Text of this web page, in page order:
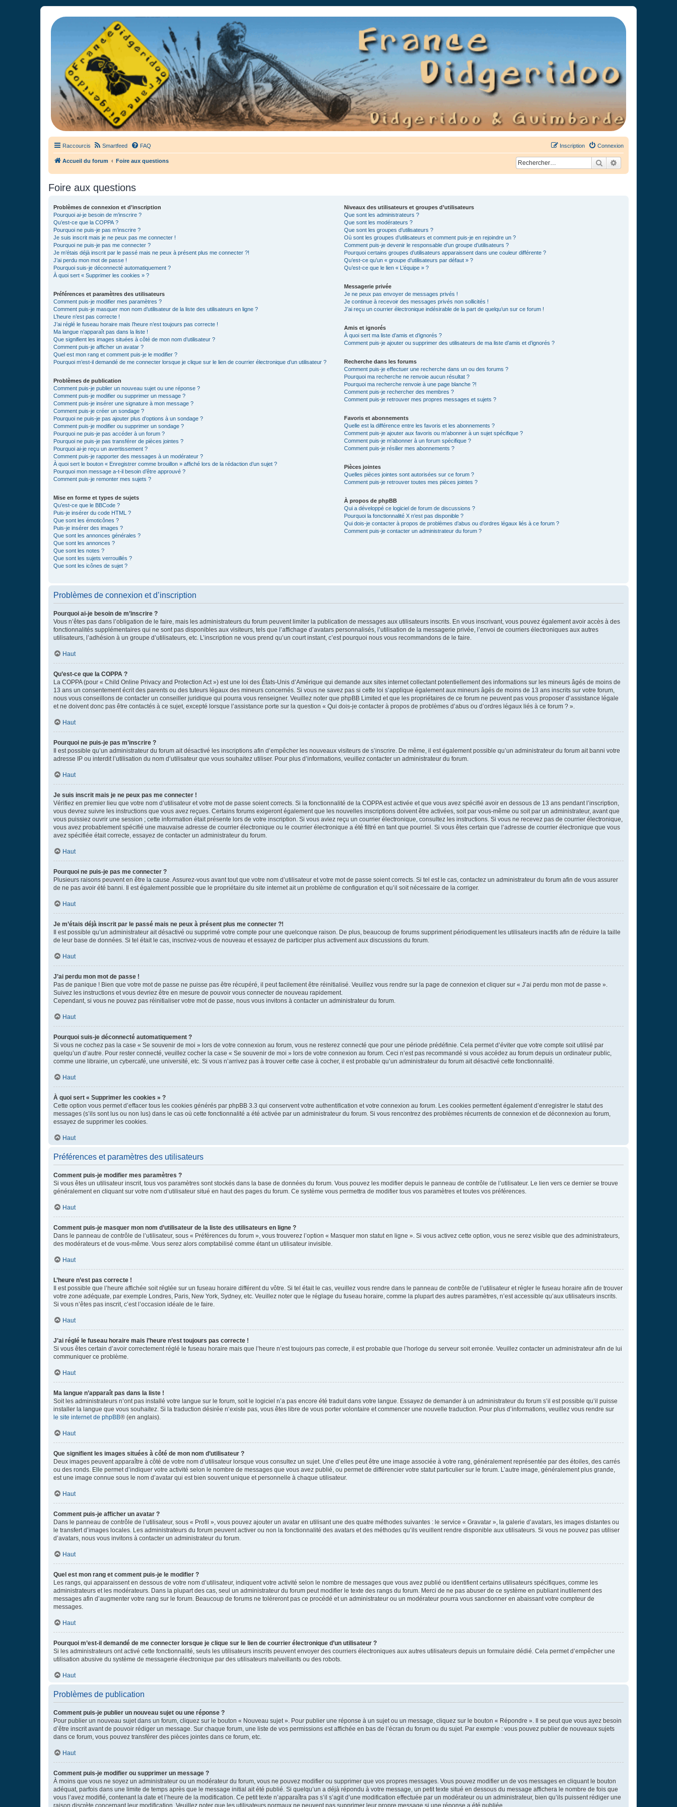
France Didgeridoo
Didgeridoo et Guimbarde sur France Didgeridoo - retrouvez la communauté.
Raccourcis Smartfeed FAQ Connexion
Inscription
Accueil du forum Foire aux questions Rechercher
Foire aux questions
Problèmes de connexion et d’inscription
Pourquoi ai-je besoin de m’inscrire ?
Qu’est-ce que la COPPA ?
Pourquoi ne puis-je pas m’inscrire ?
Je suis inscrit mais je ne peux pas me connecter !
Pourquoi ne puis-je pas me connecter ?
Je m’étais déjà inscrit par le passé mais ne peux à présent plus me connecter ?!
J’ai perdu mon mot de passe !
Pourquoi suis-je déconnecté automatiquement ?
À quoi sert « Supprimer les cookies » ?
Préférences et paramètres des utilisateurs
Comment puis-je modifier mes paramètres ?
Comment puis-je masquer mon nom d’utilisateur de la liste des utilisateurs en ligne ?
L’heure n’est pas correcte !
J’ai réglé le fuseau horaire mais l’heure n’est toujours pas correcte !
Ma langue n’apparaît pas dans la liste !
Que signifient les images situées à côté de mon nom d’utilisateur ?
Comment puis-je afficher un avatar ?
Quel est mon rang et comment puis-je le modifier ?
Pourquoi m’est-il demandé de me connecter lorsque je clique sur le lien de courrier électronique d’un utilisateur ?
Problèmes de publication
Comment puis-je publier un nouveau sujet ou une réponse ?
Comment puis-je modifier ou supprimer un message ?
Comment puis-je insérer une signature à mon message ?
Comment puis-je créer un sondage ?
Pourquoi ne puis-je pas ajouter plus d’options à un sondage ?
Comment puis-je modifier ou supprimer un sondage ?
Pourquoi ne puis-je pas accéder à un forum ?
Pourquoi ne puis-je pas transférer de pièces jointes ?
Pourquoi ai-je reçu un avertissement ?
Comment puis-je rapporter des messages à un modérateur ?
À quoi sert le bouton « Enregistrer comme brouillon » affiché lors de la rédaction d’un sujet ?
Pourquoi mon message a-t-il besoin d’être approuvé ?
Comment puis-je remonter mes sujets ?
Mise en forme et types de sujets
Qu’est-ce que le BBCode ?
Puis-je insérer du code HTML ?
Que sont les émoticônes ?
Puis-je insérer des images ?
Que sont les annonces générales ?
Que sont les annonces ?
Que sont les notes ?
Que sont les sujets verrouillés ?
Que sont les icônes de sujet ?
Niveaux des utilisateurs et groupes d’utilisateurs
Que sont les administrateurs ?
Que sont les modérateurs ?
Que sont les groupes d’utilisateurs ?
Où sont les groupes d’utilisateurs et comment puis-je en rejoindre un ?
Comment puis-je devenir le responsable d’un groupe d’utilisateurs ?
Pourquoi certains groupes d’utilisateurs apparaissent dans une couleur différente ?
Qu’est-ce qu’un « groupe d’utilisateurs par défaut » ?
Qu’est-ce que le lien « L’équipe » ?
Messagerie privée
Je ne peux pas envoyer de messages privés !
Je continue à recevoir des messages privés non sollicités !
J’ai reçu un courrier électronique indésirable de la part de quelqu’un sur ce forum !
Amis et ignorés
À quoi sert ma liste d’amis et d’ignorés ?
Comment puis-je ajouter ou supprimer des utilisateurs de ma liste d’amis et d’ignorés ?
Recherche dans les forums
Comment puis-je effectuer une recherche dans un ou des forums ?
Pourquoi ma recherche ne renvoie aucun résultat ?
Pourquoi ma recherche renvoie à une page blanche ?!
Comment puis-je rechercher des membres ?
Comment puis-je retrouver mes propres messages et sujets ?
Favoris et abonnements
Quelle est la différence entre les favoris et les abonnements ?
Comment puis-je ajouter aux favoris ou m’abonner à un sujet spécifique ?
Comment puis-je m’abonner à un forum spécifique ?
Comment puis-je résilier mes abonnements ?
Pièces jointes
Quelles pièces jointes sont autorisées sur ce forum ?
Comment puis-je retrouver toutes mes pièces jointes ?
À propos de phpBB
Qui a développé ce logiciel de forum de discussions ?
Pourquoi la fonctionnalité X n’est pas disponible ?
Qui dois-je contacter à propos de problèmes d’abus ou d’ordres légaux liés à ce forum ?
Comment puis-je contacter un administrateur du forum ?
Problèmes de connexion et d’inscription
Pourquoi ai-je besoin de m’inscrire ?
Vous n’êtes pas dans l’obligation de le faire, mais les administrateurs du forum peuvent limiter la publication de messages aux utilisateurs inscrits. En vous inscrivant, vous pouvez également avoir accès à des
fonctionnalités supplémentaires qui ne sont pas disponibles aux visiteurs, tels que l’affichage d’avatars personnalisés, l’utilisation de la messagerie privée, l’envoi de courriers électroniques aux autres
utilisateurs, l’adhésion à un groupe d’utilisateurs, etc. L’inscription ne vous prend qu’un court instant, c’est pourquoi nous vous recommandons de le faire.
Haut
Qu’est-ce que la COPPA ?
La COPPA (pour « Child Online Privacy and Protection Act ») est une loi des États-Unis d’Amérique qui demande aux sites internet collectant potentiellement des informations sur les mineurs âgés de moins de
13 ans un consentement écrit des parents ou des tuteurs légaux des mineurs concernés. Si vous ne savez pas si cette loi s’applique également aux mineurs âgés de moins de 13 ans inscrits sur votre forum,
nous vous conseillons de contacter un conseiller juridique qui pourra vous renseigner. Veuillez noter que phpBB Limited et que les propriétaires de ce forum ne peuvent pas vous proposer d’assistance légale
et ne doivent donc pas être contactés à ce sujet, excepté lorsque l’assistance porte sur la question « Qui dois-je contacter à propos de problèmes d’abus ou d’ordres légaux liés à ce forum ? ».
Haut
Pourquoi ne puis-je pas m’inscrire ?
Il est possible qu’un administrateur du forum ait désactivé les inscriptions afin d’empêcher les nouveaux visiteurs de s’inscrire. De même, il est également possible qu’un administrateur du forum ait banni votre
adresse IP ou interdit l’utilisation du nom d’utilisateur que vous souhaitez utiliser. Pour plus d’informations, veuillez contacter un administrateur du forum.
Haut
Je suis inscrit mais je ne peux pas me connecter !
Vérifiez en premier lieu que votre nom d’utilisateur et votre mot de passe soient corrects. Si la fonctionnalité de la COPPA est activée et que vous avez spécifié avoir en dessous de 13 ans pendant l’inscription,
vous devrez suivre les instructions que vous avez reçues. Certains forums exigeront également que les nouvelles inscriptions doivent être activées, soit par vous-même ou soit par un administrateur, avant que
vous puissiez ouvrir une session ; cette information était présente lors de votre inscription. Si vous aviez reçu un courrier électronique, consultez les instructions. Si vous ne recevez pas de courrier électronique,
vous avez probablement spécifié une mauvaise adresse de courrier électronique ou le courrier électronique a été filtré en tant que pourriel. Si vous êtes certain que l’adresse de courrier électronique que vous
avez spécifiée était correcte, essayez de contacter un administrateur du forum.
Haut
Pourquoi ne puis-je pas me connecter ?
Plusieurs raisons peuvent en être la cause. Assurez-vous avant tout que votre nom d’utilisateur et votre mot de passe soient corrects. Si tel est le cas, contactez un administrateur du forum afin de vous assurer
de ne pas avoir été banni. Il est également possible que le propriétaire du site internet ait un problème de configuration et qu’il soit nécessaire de la corriger.
Haut
Je m’étais déjà inscrit par le passé mais ne peux à présent plus me connecter ?!
Il est possible qu’un administrateur ait désactivé ou supprimé votre compte pour une quelconque raison. De plus, beaucoup de forums suppriment périodiquement les utilisateurs inactifs afin de réduire la taille
de leur base de données. Si tel était le cas, inscrivez-vous de nouveau et essayez de participer plus activement aux discussions du forum.
Haut
J’ai perdu mon mot de passe !
Pas de panique ! Bien que votre mot de passe ne puisse pas être récupéré, il peut facilement être réinitialisé. Veuillez vous rendre sur la page de connexion et cliquer sur « J’ai perdu mon mot de passe ».
Suivez les instructions et vous devriez être en mesure de pouvoir vous connecter de nouveau rapidement.
Cependant, si vous ne pouvez pas réinitialiser votre mot de passe, nous vous invitons à contacter un administrateur du forum.
Haut
Pourquoi suis-je déconnecté automatiquement ?
Si vous ne cochez pas la case « Se souvenir de moi » lors de votre connexion au forum, vous ne resterez connecté que pour une période prédéfinie. Cela permet d’éviter que votre compte soit utilisé par
quelqu’un d’autre. Pour rester connecté, veuillez cocher la case « Se souvenir de moi » lors de votre connexion au forum. Ceci n’est pas recommandé si vous accédez au forum depuis un ordinateur public,
comme une librairie, un cybercafé, une université, etc. Si vous n’arrivez pas à trouver cette case à cocher, il est probable qu’un administrateur du forum ait désactivé cette fonctionnalité.
Haut
À quoi sert « Supprimer les cookies » ?
Cette option vous permet d’effacer tous les cookies générés par phpBB 3.3 qui conservent votre authentification et votre connexion au forum. Les cookies permettent également d’enregistrer le statut des
messages (s’ils sont lus ou non lus) dans le cas où cette fonctionnalité a été activée par un administrateur du forum. Si vous rencontrez des problèmes récurrents de connexion et de déconnexion au forum,
essayez de supprimer les cookies.
Haut
Préférences et paramètres des utilisateurs
Comment puis-je modifier mes paramètres ?
Si vous êtes un utilisateur inscrit, tous vos paramètres sont stockés dans la base de données du forum. Vous pouvez les modifier depuis le panneau de contrôle de l’utilisateur. Le lien vers ce dernier se trouve
généralement en cliquant sur votre nom d’utilisateur situé en haut des pages du forum. Ce système vous permettra de modifier tous vos paramètres et toutes vos préférences.
Haut
Comment puis-je masquer mon nom d’utilisateur de la liste des utilisateurs en ligne ?
Dans le panneau de contrôle de l’utilisateur, sous « Préférences du forum », vous trouverez l’option « Masquer mon statut en ligne ». Si vous activez cette option, vous ne serez visible que des administrateurs,
des modérateurs et de vous-même. Vous serez alors comptabilisé comme étant un utilisateur invisible.
Haut
L’heure n’est pas correcte !
Il est possible que l’heure affichée soit réglée sur un fuseau horaire différent du vôtre. Si tel était le cas, veuillez vous rendre dans le panneau de contrôle de l’utilisateur et régler le fuseau horaire afin de trouver
votre zone adéquate, par exemple Londres, Paris, New York, Sydney, etc. Veuillez noter que le réglage du fuseau horaire, comme la plupart des autres paramètres, n’est accessible qu’aux utilisateurs inscrits.
Si vous n’êtes pas inscrit, c’est l’occasion idéale de le faire.
Haut
J’ai réglé le fuseau horaire mais l’heure n’est toujours pas correcte !
Si vous êtes certain d’avoir correctement réglé le fuseau horaire mais que l’heure n’est toujours pas correcte, il est probable que l’horloge du serveur soit erronée. Veuillez contacter un administrateur afin de lui
communiquer ce problème.
Haut
Ma langue n’apparaît pas dans la liste !
Soit les administrateurs n’ont pas installé votre langue sur le forum, soit le logiciel n’a pas encore été traduit dans votre langue. Essayez de demander à un administrateur du forum s’il est possible qu’il puisse
installer la langue que vous souhaitez. Si la traduction désirée n’existe pas, vous êtes libre de vous porter volontaire et commencer une nouvelle traduction. Pour plus d’informations, veuillez vous rendre sur
le site internet de phpBB® (en anglais).
Haut
Que signifient les images situées à côté de mon nom d’utilisateur ?
Deux images peuvent apparaître à côté de votre nom d’utilisateur lorsque vous consultez un sujet. Une d’elles peut être une image associée à votre rang, généralement représentée par des étoiles, des carrés
ou des ronds. Elle permet d’indiquer votre activité selon le nombre de messages que vous avez publié, ou permet de différencier votre statut particulier sur le forum. L’autre image, généralement plus grande,
est une image connue sous le nom d’avatar qui est bien souvent unique et personnelle à chaque utilisateur.
Haut
Comment puis-je afficher un avatar ?
Dans le panneau de contrôle de l’utilisateur, sous « Profil », vous pouvez ajouter un avatar en utilisant une des quatre méthodes suivantes : le service « Gravatar », la galerie d’avatars, les images distantes ou
le transfert d’images locales. Les administrateurs du forum peuvent activer ou non la fonctionnalité des avatars et des méthodes qu’ils veuillent rendre disponible aux utilisateurs. Si vous ne pouvez pas utiliser
d’avatars, nous vous invitons à contacter un administrateur du forum.
Haut
Quel est mon rang et comment puis-je le modifier ?
Les rangs, qui apparaissent en dessous de votre nom d’utilisateur, indiquent votre activité selon le nombre de messages que vous avez publié ou identifient certains utilisateurs spécifiques, comme les
administrateurs et les modérateurs. Dans la plupart des cas, seul un administrateur du forum peut modifier le texte des rangs du forum. Merci de ne pas abuser de ce système en publiant inutilement des
messages afin d’augmenter votre rang sur le forum. Beaucoup de forums ne toléreront pas ce procédé et un administrateur ou un modérateur pourra vous sanctionner en abaissant votre compteur de
messages.
Haut
Pourquoi m’est-il demandé de me connecter lorsque je clique sur le lien de courrier électronique d’un utilisateur ?
Si les administrateurs ont activé cette fonctionnalité, seuls les utilisateurs inscrits peuvent envoyer des courriers électroniques aux autres utilisateurs depuis un formulaire dédié. Cela permet d’empêcher une
utilisation abusive du système de messagerie électronique par des utilisateurs malveillants ou des robots.
Haut
Problèmes de publication
Comment puis-je publier un nouveau sujet ou une réponse ?
Pour publier un nouveau sujet dans un forum, cliquez sur le bouton « Nouveau sujet ». Pour publier une réponse à un sujet ou un message, cliquez sur le bouton « Répondre ». Il se peut que vous ayez besoin
d’être inscrit avant de pouvoir rédiger un message. Sur chaque forum, une liste de vos permissions est affichée en bas de l’écran du forum ou du sujet. Par exemple : vous pouvez publier de nouveaux sujets
dans ce forum, vous pouvez transférer des pièces jointes dans ce forum, etc.
Haut
Comment puis-je modifier ou supprimer un message ?
À moins que vous ne soyez un administrateur ou un modérateur du forum, vous ne pouvez modifier ou supprimer que vos propres messages. Vous pouvez modifier un de vos messages en cliquant le bouton
adéquat, parfois dans une limite de temps après que le message initial ait été publié. Si quelqu’un a déjà répondu à votre message, un petit texte situé en dessous du message affichera le nombre de fois que
vous l’avez modifié, contenant la date et l’heure de la modification. Ce petit texte n’apparaîtra pas s’il s’agit d’une modification effectuée par un modérateur ou un administrateur, bien qu’ils puissent rédiger une
raison discrète concernant leur modification. Veuillez noter que les utilisateurs normaux ne peuvent pas supprimer leur propre message si une réponse a été publiée.